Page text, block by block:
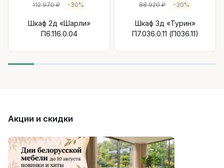
112 970 ₽ -30%
Шкаф 2д «Шарли»
П6.116.0.04
88 920 ₽ -30%
Шкаф 3д «Турин»
П7.036.0.11 (П036.11)
Акции и скидки